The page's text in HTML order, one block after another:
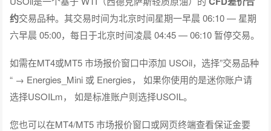
约交易品种。其交易时间为北京时间星期一早晨 06:10 — 星期
六早晨 05:00，每日于北京时间凌晨 04:45 — 06:10 暂停交易。
如需在MT4或MT5 市场报价窗口中添加 USOil，选择”交易品种
“ → Energies_Mini 或 Energies， 如果你使用的是迷你账户请
选择USOILm， 如是标准账户则选择USOIL。
您也可以在MT4/MT5 市场报价窗口或网页终端查看保证金要